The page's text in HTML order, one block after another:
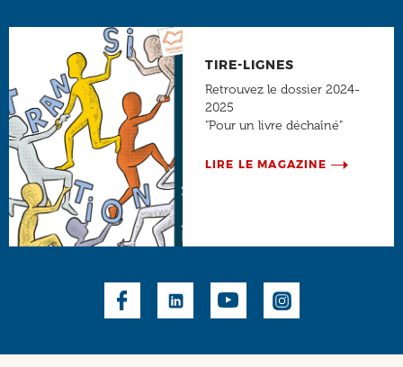
TIRE-LIGNES
Retrouvez le dossier 2024-
2025
"Pour un livre déchaîné"
LIRE LE MAGAZINE